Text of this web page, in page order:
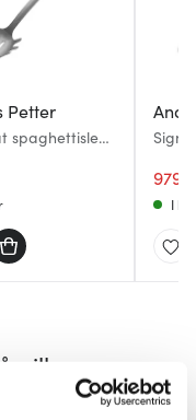
Petter
spaghettislev
cm
979
I
gillar